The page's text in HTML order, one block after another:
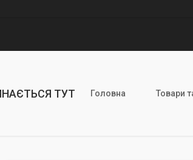
ТУТ Головна Товари